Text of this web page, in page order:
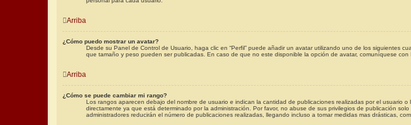
Arriba
¿Cómo puedo mostrar un avatar?
Desde su Panel de Control de Usuario, haga clic en “Perfil” puede añadir un avatar utilizando uno de los siguientes
que tamaño y peso pueden ser publicadas. En caso de que no este disponible la opción de avatar, comuníquese con
Arriba
¿Cómo se puede cambiar mi rango?
Los rangos aparecen debajo del nombre de usuario e indican la cantidad de publicaciones realizadas por el usuario
directamente ya que está determinado por la administración. Por favor, no abuse de sus privilegios de publicación
administradores reducirán el número de publicaciones realizadas, llegando incluso a tomar medidas mas drásticas,